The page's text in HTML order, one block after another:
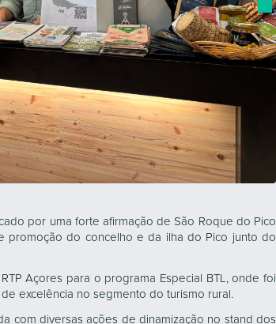
por uma forte afirmação de São Roque do Pico
promoção do concelho e da ilha do Pico junto do
Açores para o programa Especial BTL, onde foi
excelência no segmento do turismo rural.
com diversas ações de dinamização no stand dos